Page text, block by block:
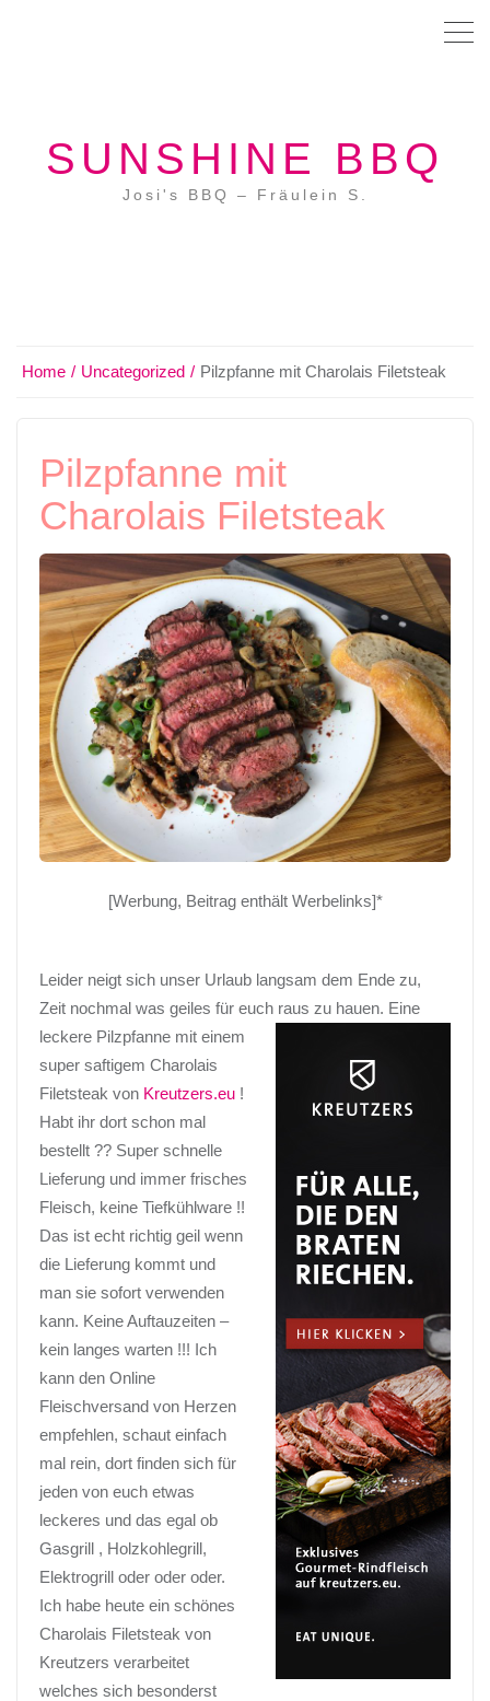
SUNSHINE BBQ
Josi's BBQ – Fräulein S.
Home Uncategorized Pilzpfanne mit Charolais Filetsteak
Pilzpfanne mit
Charolais Filetsteak
[Werbung, Beitrag enthält Werbelinks]*
Leider neigt sich unser Urlaub langsam dem Ende zu,
Zeit nochmal was geiles für euch raus zu hauen. Eine
leckere Pilzpfanne mit einem
super saftigem Charolais
Filetsteak von Kreutzers.eu !
Habt ihr dort schon mal
bestellt ?? Super schnelle
Lieferung und immer frisches
Fleisch, keine Tiefkühlware !!
Das ist echt richtig geil wenn
die Lieferung kommt und
man sie sofort verwenden
kann. Keine Auftauzeiten –
kein langes warten !!! Ich
kann den Online
Fleischversand von Herzen
empfehlen, schaut einfach
mal rein, dort finden sich für
jeden von euch etwas
leckeres und das egal ob
Gasgrill , Holzkohlegrill,
Elektrogrill oder oder oder.
Ich habe heute ein schönes
Charolais Filetsteak von
Kreutzers verarbeitet
welches sich besonderst